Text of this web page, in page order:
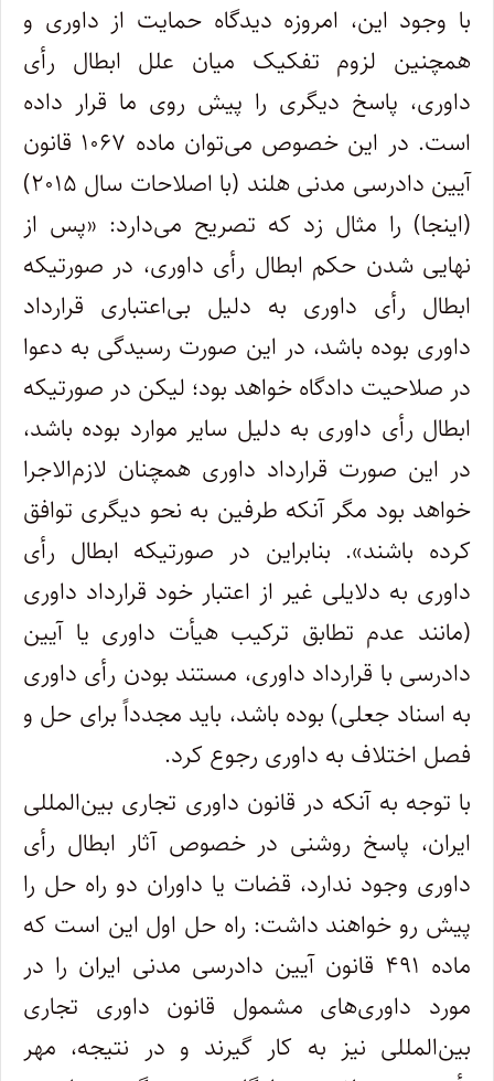
با وجود این، امروزه دیدگاه حمایت از داوری و
همچنین لزوم تفکیک میان علل ابطال رأی
داوری، پاسخ دیگری را پیش روی ما قرار داده
است. در این خصوص می‌توان ماده ۱۰۶۷ قانون
آیین دادرسی مدنی هلند (با اصلاحات سال ۲۰۱۵)
(اینجا) را مثال زد که تصریح می‌دارد: «پس از
نهایی شدن حکم ابطال رأی داوری، در صورتیکه
ابطال رأی داوری به دلیل بی‌اعتباری قرارداد
داوری بوده باشد، در این صورت رسیدگی به دعوا
در صلاحیت دادگاه خواهد بود؛ لیکن در صورتیکه
ابطال رأی داوری به دلیل سایر موارد بوده باشد،
در این صورت قرارداد داوری همچنان لازم‌الاجرا
خواهد بود مگر آنکه طرفین به نحو دیگری توافق
کرده باشند». بنابراین در صورتیکه ابطال رأی
داوری به دلایلی غیر از اعتبار خود قرارداد داوری
(مانند عدم تطابق ترکیب هیأت داوری یا آیین
دادرسی با قرارداد داوری، مستند بودن رأی داوری
به اسناد جعلی) بوده باشد، باید مجدداً برای حل و
فصل اختلاف به داوری رجوع کرد.
با توجه به آنکه در قانون داوری تجاری بین‌المللی
ایران، پاسخ روشنی در خصوص آثار ابطال رأی
داوری وجود ندارد، قضات یا داوران دو راه حل را
پیش رو خواهند داشت: راه حل اول این است که
ماده ۴۹۱ قانون آیین دادرسی مدنی ایران را در
مورد داوری‌های مشمول قانون داوری تجاری
بین‌المللی نیز به کار گیرند و در نتیجه، مهر